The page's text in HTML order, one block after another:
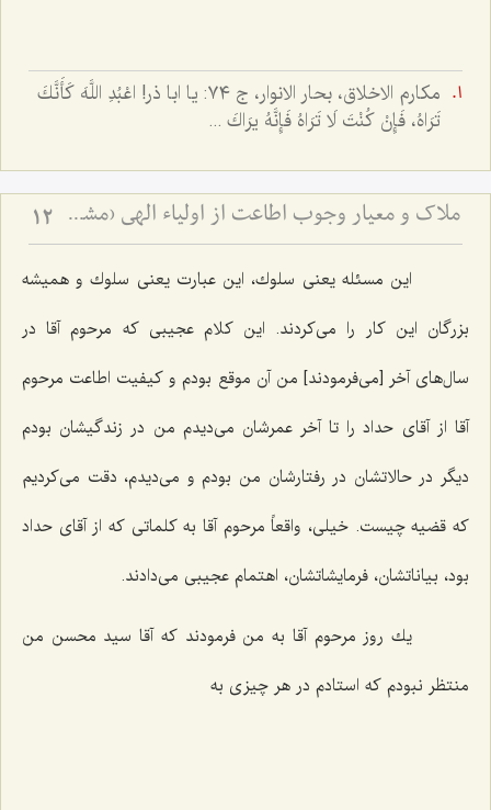
مكارم الاخلاق، بحار الانوار، ج ٧٤: يا ابا ذر! اعْبُدِ اللَّهَ كَأَنَّكَ
تَرَاهُ، فَإِنْ كُنْتَ لَا تَرَاهُ فَإِنَّهُ يرَاكَ ...
ملاک و معیار وجوب اطاعت از اولیاء الهی (مشهد مقدس) 12
این مسئله یعنی سلوك، این عبارت یعنی سلوك و همیشه
بزرگان این كار را می‌كردند. این كلام عجیبی كه مرحوم آقا در
سال‌های آخر [می‌فرمودند] من آن موقع بودم و كیفیت اطاعت مرحوم
آقا از آقای حداد را تا آخر عمرشان می‌دیدم من در زندگیشان بودم
دیگر در حالاتشان در رفتارشان من بودم و می‌دیدم، دقت می‌كردیم
كه قضیه چیست. خیلی، واقعاً مرحوم آقا به كلماتی كه از آقای حداد
بود، بیاناتشان، فرمایشاتشان، اهتمام عجیبی می‌دادند.
یك روز مرحوم آقا به من فرمودند كه آقا سید محسن من
منتظر نبودم كه استادم در هر چیزی به‌